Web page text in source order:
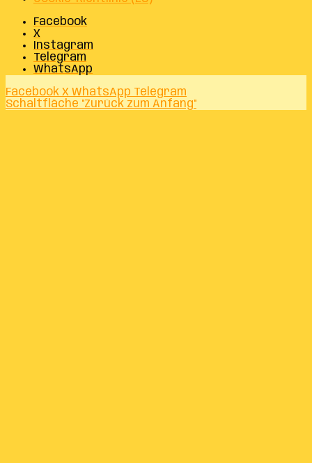
Facebook
X
Instagram
Telegram
WhatsApp
Facebook X WhatsApp Telegram
Schaltfläche "Zurück zum Anfang"